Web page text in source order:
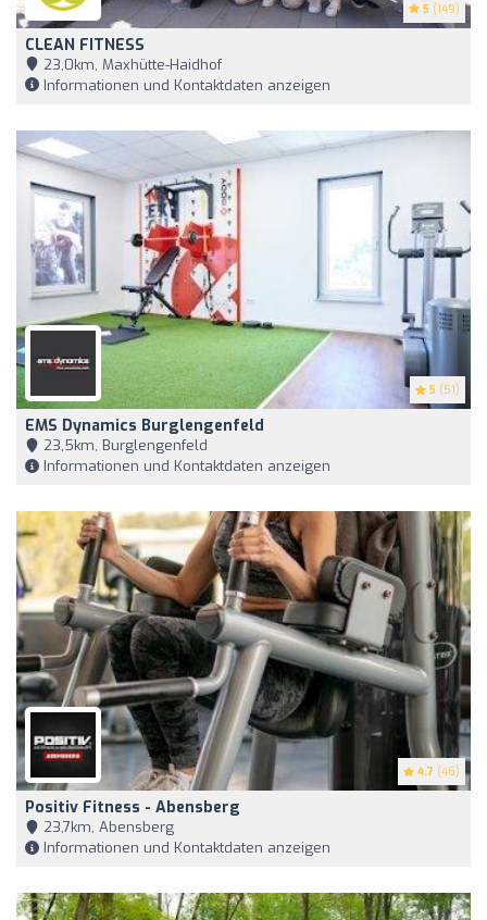
5 (149)
CLEAN FITNESS
23,0km, Maxhütte-Haidhof
Informationen und Kontaktdaten anzeigen
5 (51)
EMS Dynamics Burglengenfeld
23,5km, Burglengenfeld
Informationen und Kontaktdaten anzeigen
4.7 (46)
Positiv Fitness - Abensberg
23,7km, Abensberg
Informationen und Kontaktdaten anzeigen